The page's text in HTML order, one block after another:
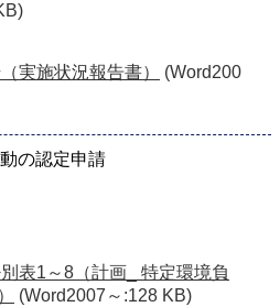
実施状況報告書）
(Word200
の認定申請
表1～8（計画_ 特定環境負
(Word2007～:128 KB)